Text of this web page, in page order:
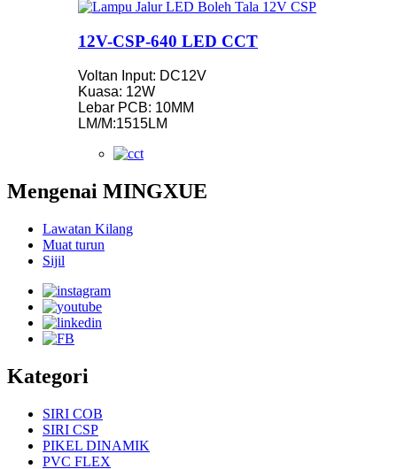
12V-CSP-640 LED CCT
Voltan Input: DC12V
Kuasa: 12W
Lebar PCB: 10MM
LM/M:1515LM
Mengenai MINGXUE
Lawatan Kilang
Muat turun
Sijil
Kategori
SIRI COB
SIRI CSP
PIKEL DINAMIK
PVC FLEX